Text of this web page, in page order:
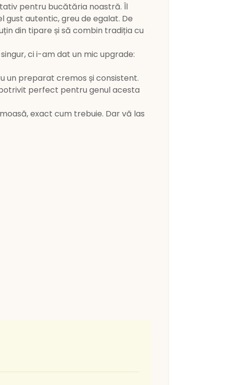
pentru bucătăria noastră. Îl
autentic, greu de egalat. De
din tipare și să combin tradiția cu
ci i-am dat un mic upgrade:
un preparat cremos și consistent.
perfect pentru genul acesta
exact cum trebuie. Dar vă las